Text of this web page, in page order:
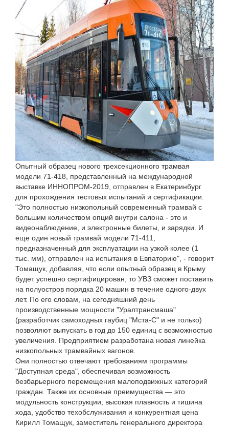
Опытный образец нового трехсекционного трамвая
модели 71-418, представленный на международной
выставке ИННОПРОМ-2019, отправлен в Екатеринбург
для прохождения тестовых испытаний и сертификации.
"Это полностью низкопольный современный трамвай с
большим количеством опций внутри салона - это и
видеонаблюдение, и электронные билеты, и зарядки. И
еще один новый трамвай модели 71-411,
предназначенный для эксплуатации на узкой колее (1
тыс. мм), отправлен на испытания в Евпаторию", - говорит
Томащук, добавляя, что если опытный образец в Крыму
будет успешно сертифицирован, то УВЗ сможет поставить
на полуостров порядка 20 машин в течение одного-двух
лет. По его словам, на сегодняшний день
производственные мощности "Уралтрансмаша"
(разработчик самоходных гаубиц "Мста-С" и не только)
позволяют выпускать в год до 150 единиц с возможностью
увеличения. Предприятием разработана новая линейка
низкопольных трамвайных вагонов.
Они полностью отвечают требованиям программы
"Доступная среда", обеспечивая возможность
безбарьерного перемещения малоподвижных категорий
граждан. Также их основные преимущества — это
модульность конструкции, высокая плавность и тишина
хода, удобство техобслуживания и конкурентная цена
Кирилл Томащук, заместитель генерального директора